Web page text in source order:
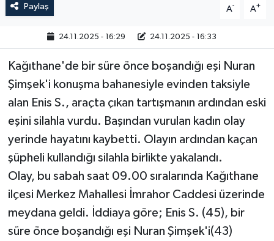
Paylaş A- A+
24.11.2025 - 16:29 24.11.2025 - 16:33
Kağıthane'de bir süre önce boşandığı eşi Nuran
Şimşek'i konuşma bahanesiyle evinden taksiyle
alan Enis S., araçta çıkan tartışmanın ardından eski
eşini silahla vurdu. Başından vurulan kadın olay
yerinde hayatını kaybetti. Olayın ardından kaçan
şüpheli kullandığı silahla birlikte yakalandı.
Olay, bu sabah saat 09.00 sıralarında Kağıthane
ilçesi Merkez Mahallesi İmrahor Caddesi üzerinde
meydana geldi. İddiaya göre; Enis S. (45), bir
süre önce boşandığı eşi Nuran Şimşek'i(43)